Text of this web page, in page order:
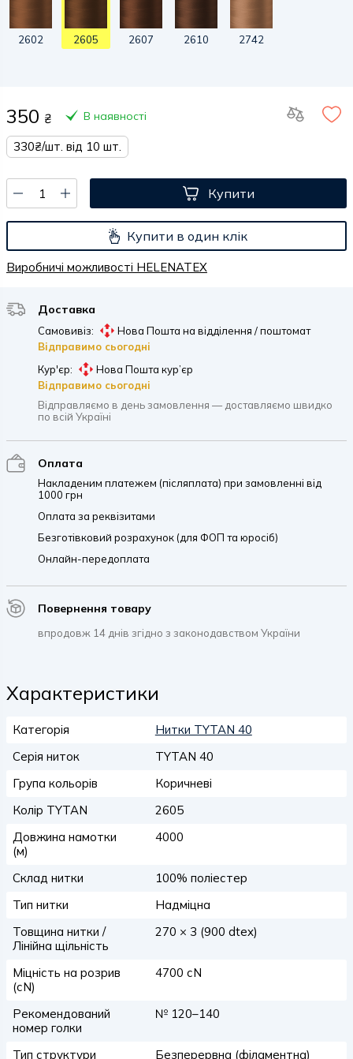
2602 2605 2607 2610 2742
350 ₴ В наявності
330₴/шт. від 10 шт.
Купити
Купити в один клік
Виробничі можливості HELENATEX
Доставка
Самовивіз:
Нова Пошта на відділення / поштомат
Відправимо сьогодні
Кур'єр:
Нова Пошта кур’єр
Відправимо сьогодні
Відправляємо в день замовлення — доставляємо швидко
по всій Україні
Оплата
Накладеним платежем (післяплата) при замовленні від
1000 грн
Оплата за реквізитами
Безготівковий розрахунок (для ФОП та юросіб)
Онлайн-передоплата
Повернення товару
впродовж 14 днів згідно з законодавством України
Характеристики
Категорія
Нитки TYTAN 40
Серія ниток
TYTAN 40
Група кольорів
Коричневі
Колір TYTAN
2605
Довжина намотки
(м)
4000
Склад нитки
100% поліестер
Тип нитки
Надміцна
Товщина нитки /
Лінійна щільність
270 × 3 (900 dtex)
Міцність на розрив
(сN)
4700 сN
Рекомендований
номер голки
№ 120–140
Тип структури Безперервна (філаментна)